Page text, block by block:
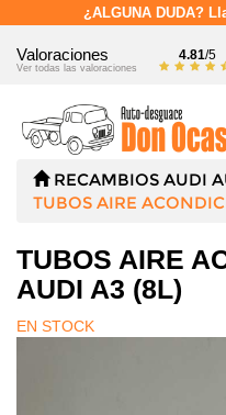
¿ALGUNA DUDA?
Valoraciones
Ver todas las valoraciones
4.81/5
RECAMBIOS AUDI
TUBOS AIRE
TUBOS AIRE
AUDI A3 (8L)
EN STOCK